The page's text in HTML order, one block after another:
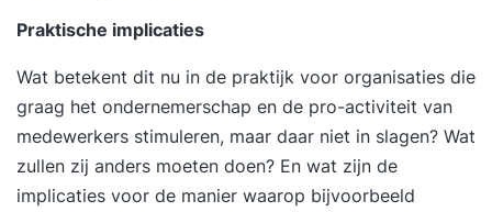
Daarom brengen we samen jouw situatie in kaart.
Dat kan telefonisch en duurt maximaal 30
minuten. Tegelijkertijd kan jij ook alles aan ons
vragen om zo te beslissen of we bij je passen.
Persoonlijke brochure (vrijblijvend)Na het
intakegesprek krijg je binnen enkele dagen jouw
persoonlijke brochure. Daarin kan je het
Praktische implicaties
Wat betekent dit nu in de praktijk voor organisaties die
graag het ondernemerschap en de pro-activiteit van
medewerkers stimuleren, maar daar niet in slagen? Wat
zullen zij anders moeten doen? En wat zijn de
implicaties voor de manier waarop bijvoorbeeld